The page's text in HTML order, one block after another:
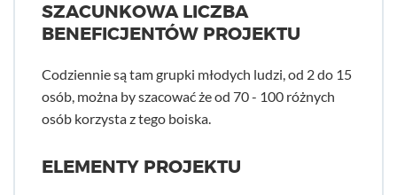
SZACUNKOWA LICZBA
BENEFICJENTÓW PROJEKTU
Codziennie są tam grupki młodych ludzi, od 2 do 15
osób, można by szacować że od 70 - 100 różnych
osób korzysta z tego boiska.
ELEMENTY PROJEKTU